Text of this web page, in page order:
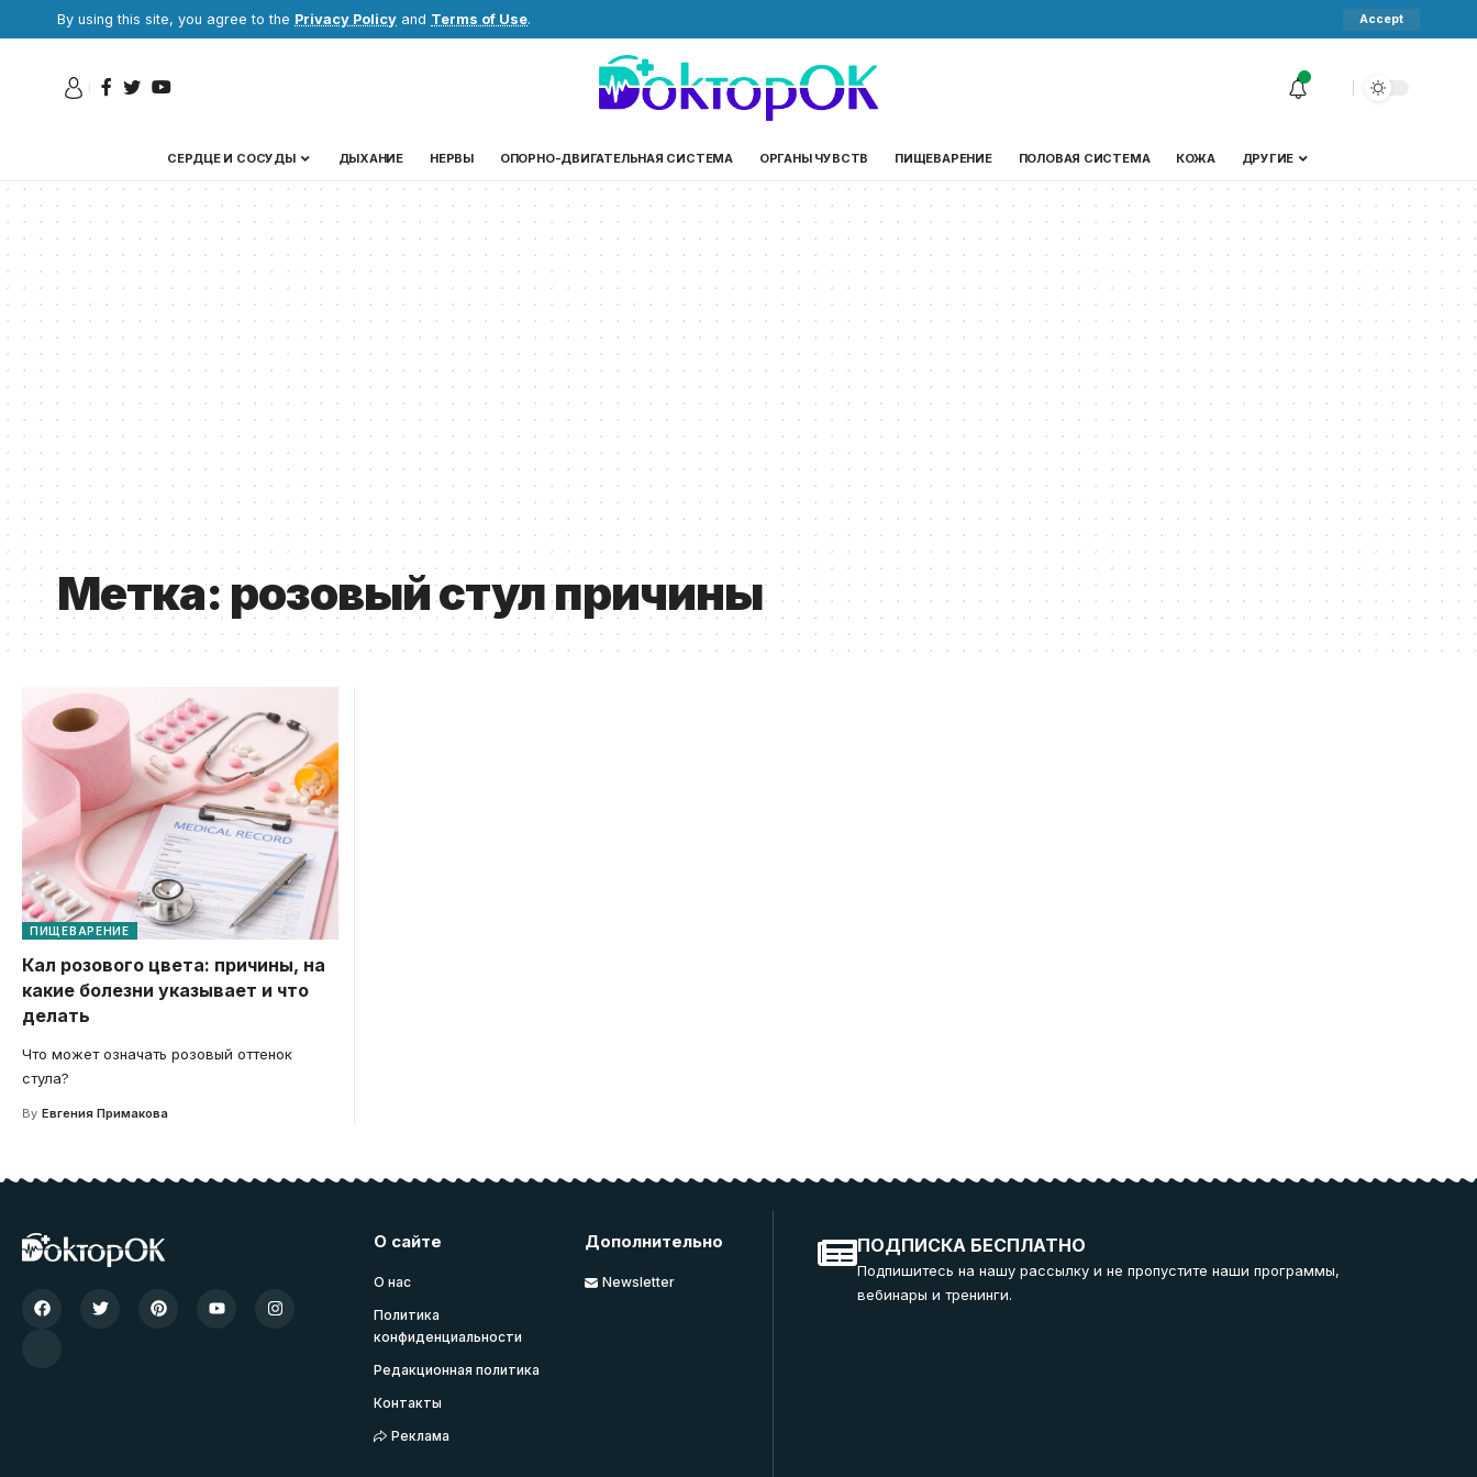
By using this site, you agree to the Privacy Policy and Terms of Use. Accept
СЕРДЦЕ И СОСУДЫ ДЫХАНИЕ НЕРВЫ ОПОРНО-ДВИГАТЕЛЬНАЯ СИСТЕМА ОРГАНЫ ЧУВСТВ ПИЩЕВАРЕНИЕ ПОЛОВАЯ СИСТЕМА КОЖА ДРУГИЕ
Метка:розовый стул причины
ПИЩЕВАРЕНИЕ
Кал розового цвета: причины, на
какие болезни указывает и что
делать
Что может означать розовый оттенок
стула?
By Евгения Примакова
О сайте
О нас
Политика
конфиденциальности
Редакционная политика
Контакты
Реклама
Дополнительно
Newsletter
ПОДПИСКА БЕСПЛАТНО
Подпишитесь на нашу рассылку и не пропустите наши программы,
вебинары и тренинги.